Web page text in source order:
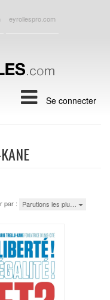
eyrollespro.com
Se connecter
par : Parutions les plu…